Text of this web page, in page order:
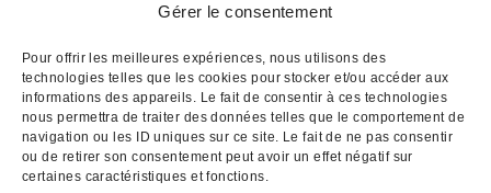
Gérer le consentement
Pour offrir les meilleures expériences, nous utilisons des
technologies telles que les cookies pour stocker et/ou accéder aux
informations des appareils. Le fait de consentir à ces technologies
nous permettra de traiter des données telles que le comportement de
navigation ou les ID uniques sur ce site. Le fait de ne pas consentir
ou de retirer son consentement peut avoir un effet négatif sur
certaines caractéristiques et fonctions.
3, place Notre Dame
Tél : 03 80 26 33 00
Fax : 03 80 24 14 84
Email : cva@cva-beaune.fr